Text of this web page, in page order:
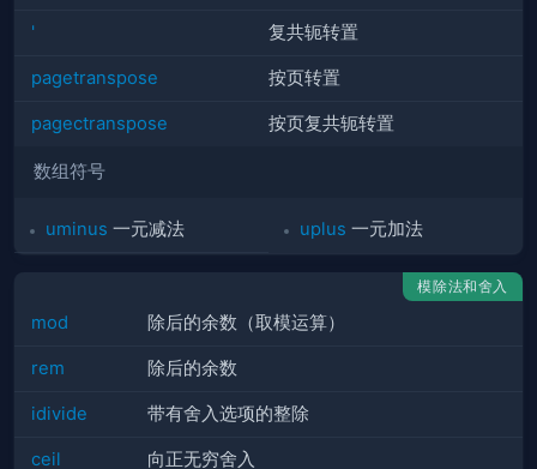
' 复共轭转置
pagetranspose 按页转置
pagectranspose 按页复共轭转置
数组符号
uminus 一元减法 uplus 一元加法
模除法和舍入
mod 除后的余数（取模运算）
rem 除后的余数
idivide 带有舍入选项的整除
ceil 向正无穷舍入